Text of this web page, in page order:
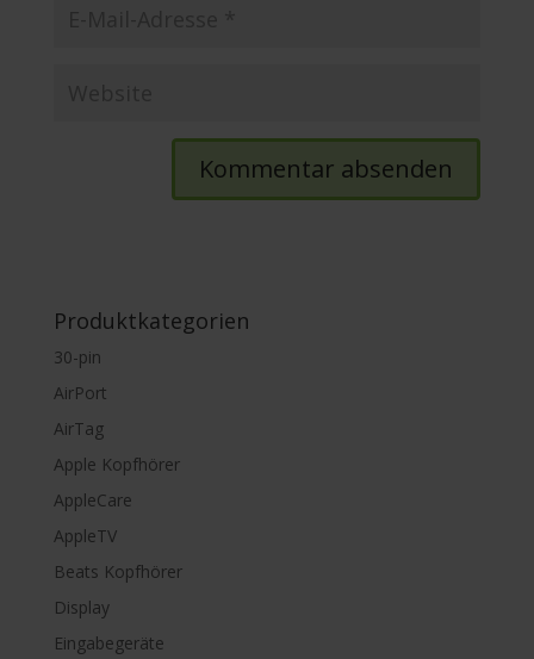
Produktkategorien
30-pin
AirPort
AirTag
Apple Kopfhörer
AppleCare
AppleTV
Beats Kopfhörer
Display
Eingabegeräte